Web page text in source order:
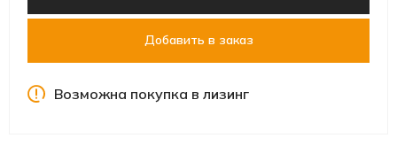
Добавить в заказ
Возможна покупка в лизинг